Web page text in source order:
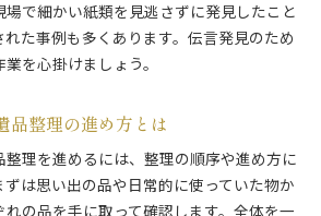
で細かい紙類を見逃さずに発見したこと
た事例も多くあります。伝言発見のため
を心掛けましょう。
品整理の進め方とは
理を進めるには、整理の順序や進め方に
は思い出の品や日常的に使っていた物か